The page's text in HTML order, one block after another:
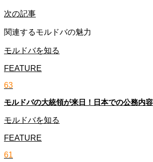
次の記事
関連するモルドバの魅力
モルドバを知る
FEATURE
63
モルドバの大統領が来日！日本での公務内
モルドバを知る
FEATURE
61